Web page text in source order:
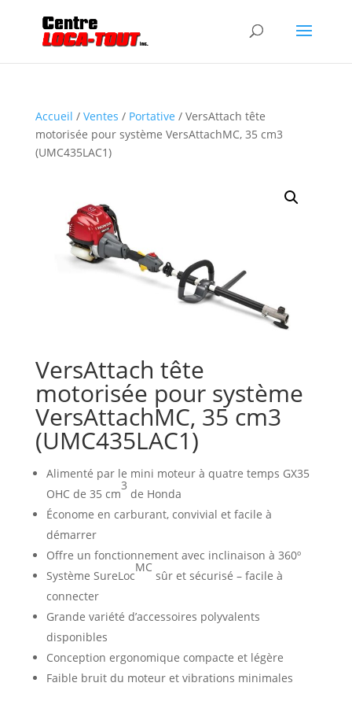
Accueil / Ventes / Portative / VersAttach tête
motorisée pour système VersAttachMC, 35 cm3
(UMC435LAC1)
VersAttach tête
motorisée pour système
VersAttachMC, 35 cm3
(UMC435LAC1)
Alimenté par le mini moteur à quatre temps GX35
OHC de 35 cm
3
de Honda
Économe en carburant, convivial et facile à
démarrer
Offre un fonctionnement avec inclinaison à 360º
Système SureLoc
MC
sûr et sécurisé – facile à
connecter
Grande variété d’accessoires polyvalents
disponibles
Conception ergonomique compacte et légère
Faible bruit du moteur et vibrations minimales